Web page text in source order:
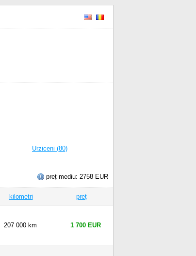
Urziceni (80)
preț mediu: 2758 EUR
kilometri preț
207 000 km 1 700 EUR